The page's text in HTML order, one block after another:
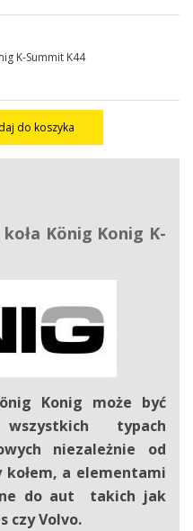
K-Summit K44
do koszyka
König Konig K-
Konig może być
typach
niezależnie od
a elementami
do aut takich jak
czy Volvo.